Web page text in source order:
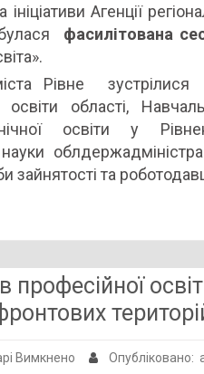
рішення
для
освіти
Агенції
фасилітована
Рівне
області,
освіти у
зайнятості та
професійної
Вимкнено до
Опубліковано: